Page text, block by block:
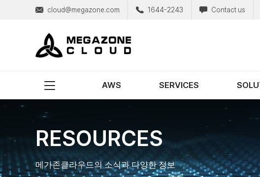
cloud@megazone.com 1644-2243 Contact us
MegazoneCloud
디지털 전문 기업, 메가존클라우드
AWS SERVICES
RESOURCES
메가존클라우드의 소식과 다양한 정보